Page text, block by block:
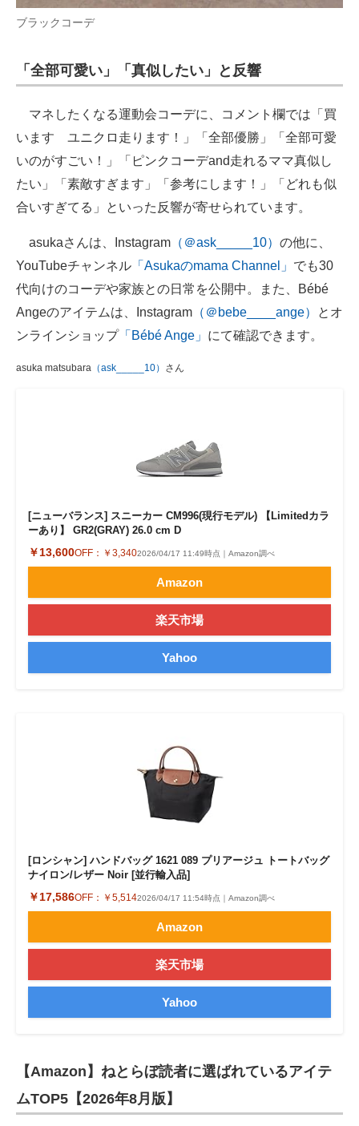
ブラックコーデ
「全部可愛い」「真似したい」と反響
マネしたくなる運動会コーデに、コメント欄では「買
います ユニクロ走ります！」「全部優勝」「全部可愛
いのがすごい！」「ピンクコーデand走れるママ真似し
たい」「素敵すぎます」「参考にします！」「どれも似
合いすぎてる」といった反響が寄せられています。
asukaさんは、Instagram （＠ask_____10） の他に、
YouTubeチャンネル 「Asukaのmama Channel」 でも30
代向けのコーデや家族との日常を公開中。また、Bébé
Angeのアイテムは、Instagram （＠bebe____ange）
とオ
ンラインショップ「Bébé Ange」 にて確認できます。
asuka matsubara （ask_____10） さん
[ニューバランス] スニーカー CM996(現行モデル) 【Limitedカラ
ーあり】 GR2(GRAY) 26.0 cm D
￥13,600OFF： ￥3,3402026/04/17 11:49時点｜Amazon調べ
Amazon
楽天市場
Yahoo
[ロンシャン] ハンドバッグ 1621 089 プリアージュ トートバッグ
ナイロン/レザー Noir [並行輸入品]
￥17,586OFF： ￥5,5142026/04/17 11:54時点｜Amazon調べ
Amazon
楽天市場
Yahoo
【Amazon】ねとらぼ読者に選ばれているアイテ
ムTOP5【2026年8月版】